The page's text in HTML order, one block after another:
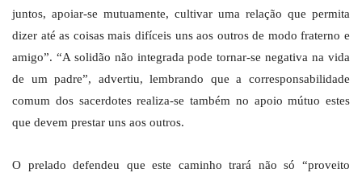
juntos, apoiar-se mutuamente, cultivar uma relação que permita
dizer até as coisas mais difíceis uns aos outros de modo fraterno e
amigo”. “A solidão não integrada pode tornar-se negativa na vida
de um padre”, advertiu, lembrando que a corresponsabilidade
comum dos sacerdotes realiza-se também no apoio mútuo estes
que devem prestar uns aos outros.
O prelado defendeu que este caminho trará não só “proveito